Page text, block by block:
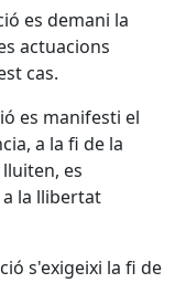
es demani la
actuacions
cas.
es manifesti el
a la fi de la
es
la llibertat
s'exigeixi la fi de